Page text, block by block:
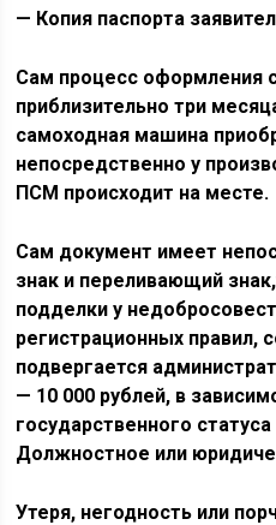
— Копия паспорта
Сам процесс оформления
приблизительно три
самоходная машина
непосредственно у
ПСМ происходит на месте.
Сам документ имеет
знак и переливающий
подделки у
регистрационных правил,
подвергается
— 10 000 рублей, в
государственного
Должностное или
Утеря, негодность или